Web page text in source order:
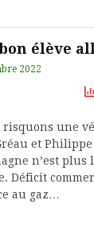
élève
2022
risquons une
et
n’est plus
Déficit
au gaz…